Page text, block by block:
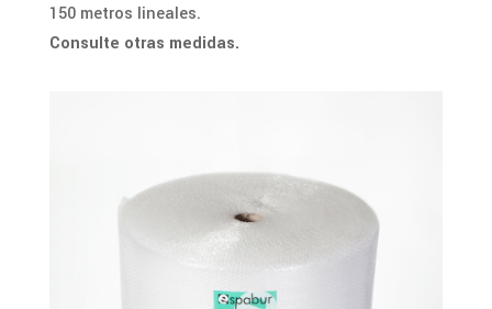
150 metros lineales.
Consulte otras medidas.